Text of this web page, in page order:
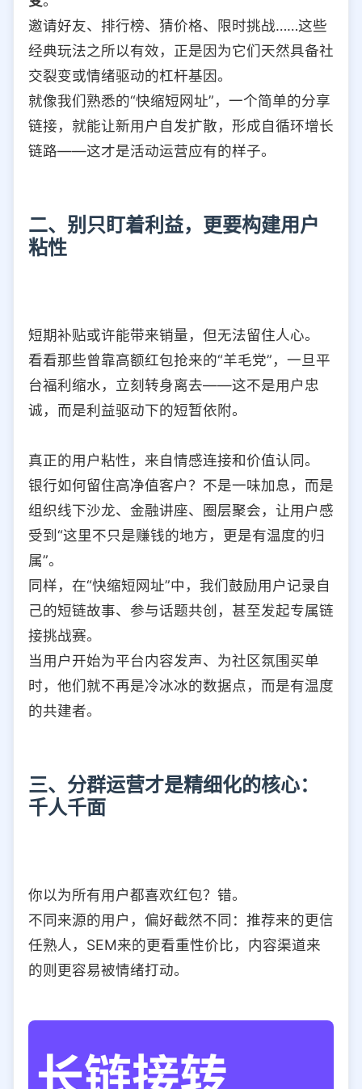
邀请好友、排行榜、猜价格、限时挑战……这些
经典玩法之所以有效，正是因为它们天然具备社
交裂变或情绪驱动的杠杆基因。
就像我们熟悉的“快缩短网址”，一个简单的分享
链接，就能让新用户自发扩散，形成自循环增长
链路——这才是活动运营应有的样子。
二、别只盯着利益，更要构建用户
粘性
短期补贴或许能带来销量，但无法留住人心。
看看那些曾靠高额红包抢来的“羊毛党”，一旦平
台福利缩水，立刻转身离去——这不是用户忠
诚，而是利益驱动下的短暂依附。
真正的用户粘性，来自情感连接和价值认同。
银行如何留住高净值客户？不是一味加息，而是
组织线下沙龙、金融讲座、圈层聚会，让用户感
受到“这里不只是赚钱的地方，更是有温度的归
属”。
同样，在“快缩短网址”中，我们鼓励用户记录自
己的短链故事、参与话题共创，甚至发起专属链
接挑战赛。
当用户开始为平台内容发声、为社区氛围买单
时，他们就不再是冷冰冰的数据点，而是有温度
的共建者。
三、分群运营才是精细化的核心：
千人千面
你以为所有用户都喜欢红包？错。
不同来源的用户，偏好截然不同：推荐来的更信
任熟人，SEM来的更看重性价比，内容渠道来
的则更容易被情绪打动。